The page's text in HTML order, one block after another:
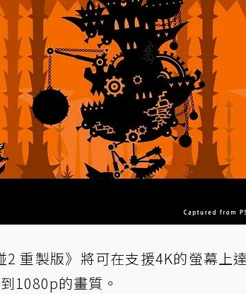
重製版》將可在支援4K的螢幕上
1080p的畫質。